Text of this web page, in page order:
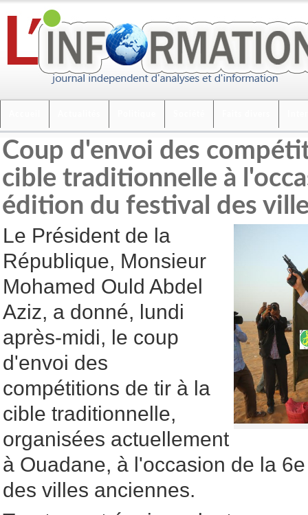
Coup d'envoi des
cible traditionnelle à
édition du festival des
Le Président de la
République, Monsieur
Mohamed Ould Abdel
Aziz, a donné, lundi
après-midi, le coup
d'envoi des
compétitions de tir à la
cible traditionnelle,
organisées actuellement
à Ouadane, à l'occasion de la
des villes anciennes.